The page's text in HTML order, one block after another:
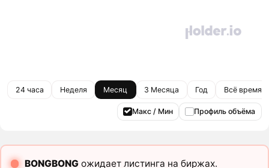
24 часа Неделя Месяц 3 Месяца Год Всё время
Макс / Мин Профиль объёма
BONGBONGожидает листинга на биржах.